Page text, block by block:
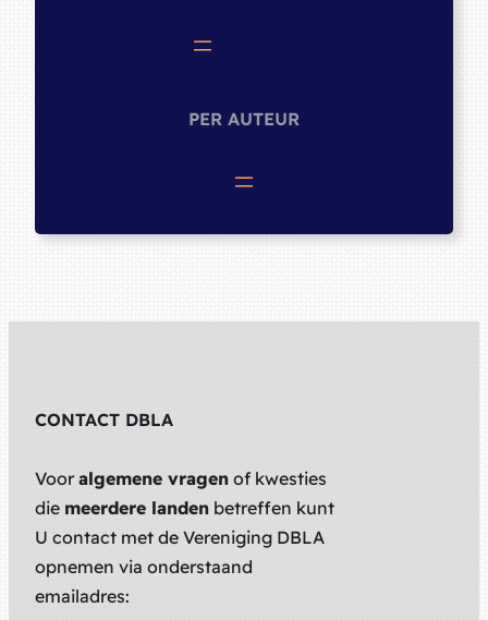
PER AUTEUR
CONTACT DBLA
Vooralgemene vragen of kwesties
die meerdere landen betreffen kunt
U contact met de Vereniging DBLA
opnemen via onderstaand
emailadres: